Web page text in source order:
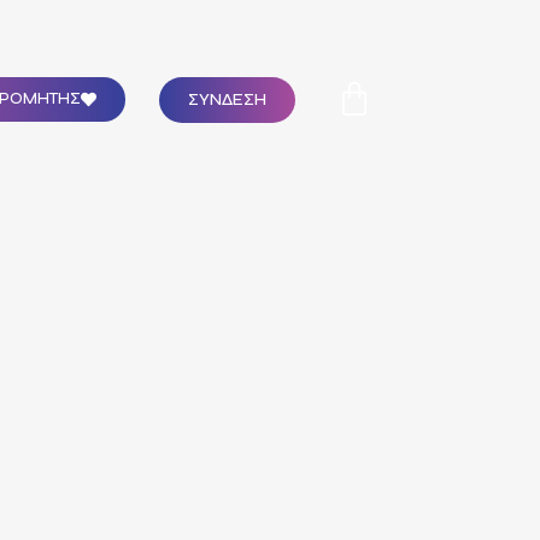
ΣΥΝΔΕΣΗ